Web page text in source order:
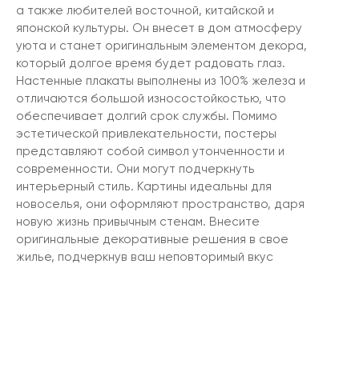
а также любителей восточной, китайской и
японской культуры. Он внесет в дом атмосферу
уюта и станет оригинальным элементом декора,
который долгое время будет радовать глаз.
Настенные плакаты выполнены из 100% железа и
отличаются большой износостойкостью, что
обеспечивает долгий срок службы. Помимо
эстетической привлекательности, постеры
представляют собой символ утонченности и
современности. Они могут подчеркнуть
интерьерный стиль. Картины идеальны для
новоселья, они оформляют пространство, даря
новую жизнь привычным стенам. Внесите
оригинальные декоративные решения в свое
жилье, подчеркнув ваш неповторимый вкус